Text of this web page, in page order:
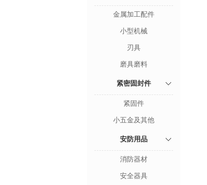
金属加工配件
小型机械
刃具
磨具磨料
紧密固封件
紧固件
小五金及其他
安防用品
消防器材
安全器具